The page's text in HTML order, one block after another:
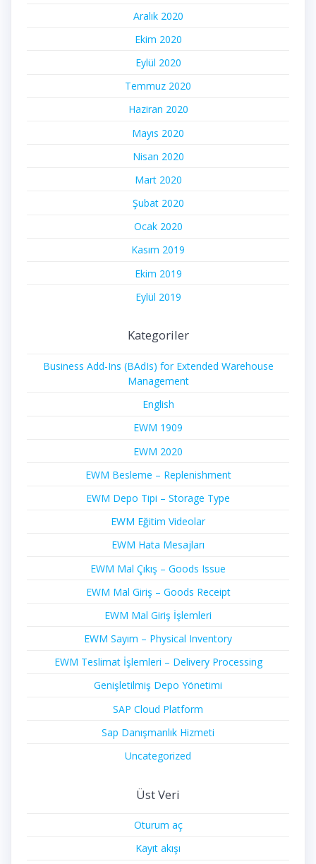
Aralık 2020
Ekim 2020
Eylül 2020
Temmuz 2020
Haziran 2020
Mayıs 2020
Nisan 2020
Mart 2020
Şubat 2020
Ocak 2020
Kasım 2019
Ekim 2019
Eylül 2019
Kategoriler
Business Add-Ins (BAdIs) for Extended Warehouse
Management
English
EWM 1909
EWM 2020
EWM Besleme – Replenishment
EWM Depo Tipi – Storage Type
EWM Eğitim Videolar
EWM Hata Mesajları
EWM Mal Çıkış – Goods Issue
EWM Mal Giriş – Goods Receipt
EWM Mal Giriş İşlemleri
EWM Sayım – Physical Inventory
EWM Teslimat İşlemleri – Delivery Processing
Genişletilmiş Depo Yönetimi
SAP Cloud Platform
Sap Danışmanlık Hizmeti
Uncategorized
Üst Veri
Oturum aç
Kayıt akışı